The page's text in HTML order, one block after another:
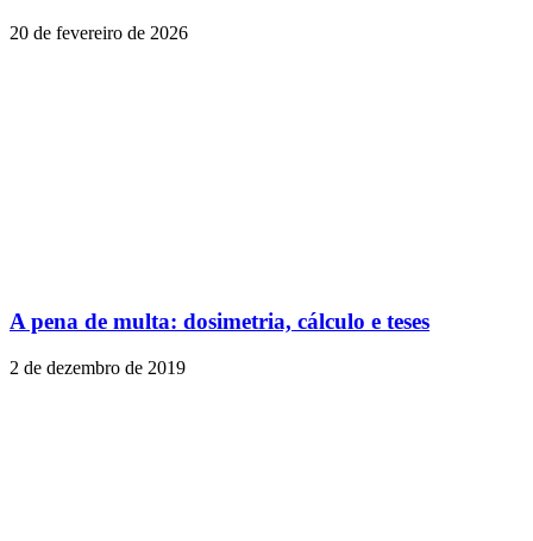
20 de fevereiro de 2026
A pena de multa: dosimetria, cálculo e teses
2 de dezembro de 2019